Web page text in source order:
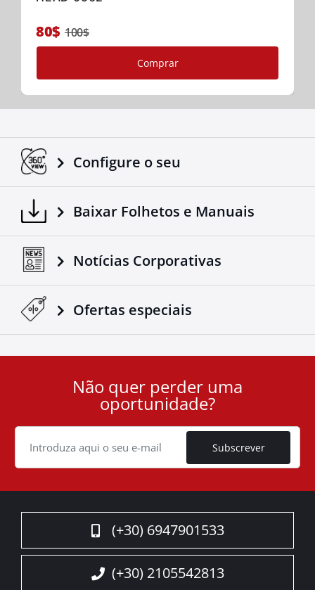
80$ 100$
Comprar
Configure o seu
Baixar Folhetos e Manuais
Notícias Corporativas
Ofertas especiais
Cookie
Não quer perder uma
oportunidade?
Subscrever
(+30) 6947901533
(+30) 2105542813